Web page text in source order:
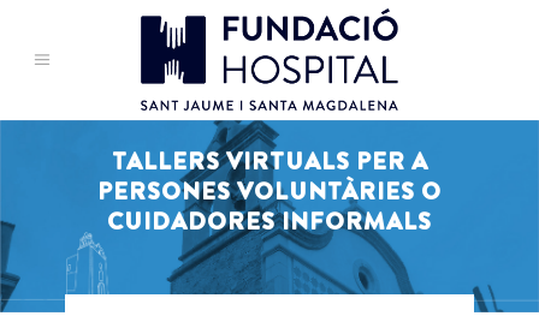
TALLERS VIRTUALS PER A
PERSONES VOLUNTÀRIES O
CUIDADORES INFORMALS